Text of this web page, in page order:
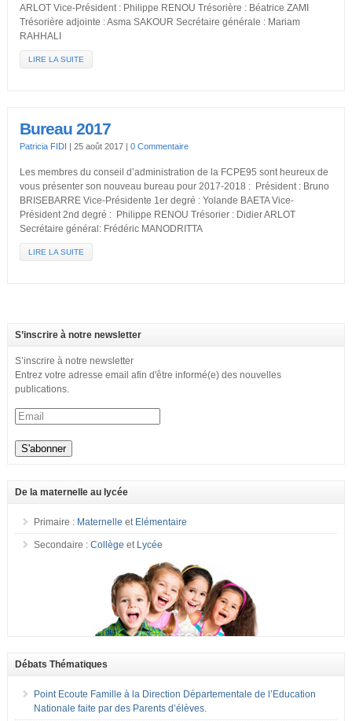
ARLOT Vice-Président : Philippe RENOU Trésorière : Béatrice ZAMI
Trésorière adjointe : Asma SAKOUR Secrétaire générale : Mariam
RAHHALI
LIRE LA SUITE
Bureau 2017
Patricia FIDI | 25 août 2017 | 0 Commentaire
Les membres du conseil d’administration de la FCPE95 sont heureux de
vous présenter son nouveau bureau pour 2017-2018 : Président : Bruno
BRISEBARRE Vice-Présidente 1er degré : Yolande BAETA Vice-
Président 2nd degré : Philippe RENOU Trésorier : Didier ARLOT
Secrétaire général: Frédéric MANODRITTA
LIRE LA SUITE
S’inscrire à notre newsletter
S’inscrire à notre newsletter
Entrez votre adresse email afin d'être informé(e) des nouvelles
publications.
De la maternelle au lycée
Primaire : Maternelle et Elémentaire
Secondaire : Collège et Lycée
Débats Thématiques
Point Ecoute Famille à la Direction Départementale de l’Education
Nationale faite par des Parents d’élèves.